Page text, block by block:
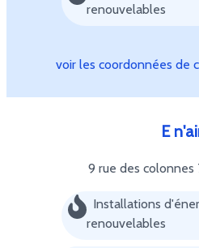
renouvelables
voir les coordonnées de
E
9 rue des colonnes
Installations
renouvelables